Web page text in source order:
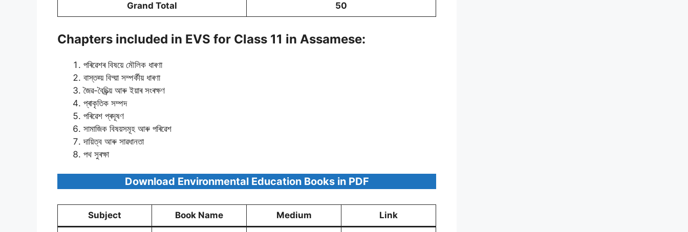
Grand Total 50
Chapters included in EVS for Class 11 in Assamese:
পৰিৱেশৰ বিষয়ে মৌলিক ধাৰণা
বাস্তৱ্য় বিদ্য়া সম্পৰ্কীয় ধাৰণা
জৈৱ-বৈচিত্ৰ্য় আৰু ইয়াৰ সংৰক্ষণ
প্ৰাকৃতিক সম্পদ
পৰিৱেশ প্ৰদূষণ
সামাজিক বিষয়সমূহ আৰু পৰিৱেশ
দায়িত্ব আৰু সাৱধানতা
পথ সুৰক্ষা
Download Environmental Education Books in PDF
Subject Book Name Medium Link